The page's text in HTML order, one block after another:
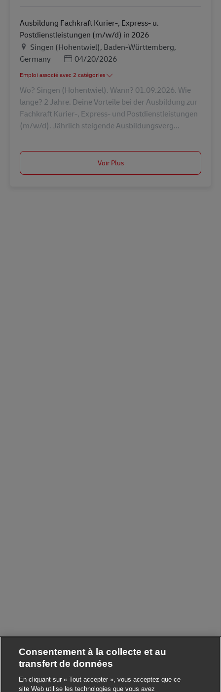
Ausbildung Fachkraft Kurier-, Express- u.
Postdienstleistungen (m/w/d) in 2026
LieuSingen (Hohentwiel), Baden-Württemberg,
Germany
Posted Date
04/20/2026
Emploi associé avec 2 catégories
Wo? Singen (Hohentwiel). Wann? 01.09.2026. Wie
lange? 2 Jahre. Deine Vorteile bei der Ausbildung zur
Fachkraft Kurier-, Express- und Postdienstleistungen
(m/w/d). Jährlich steigende Ausbildungsverg...
Voir Plus
Consentement à la collecte et au
transfert de données
En cliquant sur « Tout accepter », vous acceptez que ce
site Web utilise les technologies que vous avez